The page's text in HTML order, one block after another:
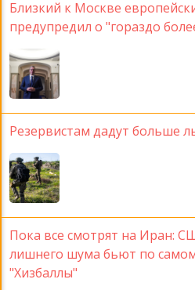
Близкий к Москве
предупредил о "гораздо
Резервистам дадут больше
Пока все смотрят на Иран:
лишнего шума бьют по
"Хизбаллы"